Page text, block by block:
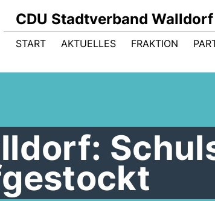
CDU Stadtverband Walldorf
START AKTUELLES FRAKTION